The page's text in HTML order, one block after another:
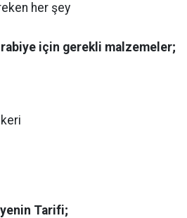
her şey
için gerekli malzemeler;
Tarifi;